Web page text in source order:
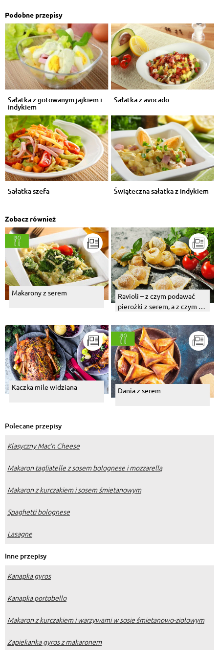
Podobne przepisy
Sałatka z gotowanym jajkiem i
indykiem
Sałatka z avocado
Sałatka szefa Świąteczna sałatka z indykiem
Zobacz również
Makarony z serem
Ravioli – z czym podawać
pierożki z serem, a z czym te
Kaczka mile widziana Dania z serem
Polecane przepisy
Klasyczny Mac’n Cheese
Makaron tagliatelle z sosem bolognese i mozzarellą
Makaron z kurczakiem i sosem śmietanowym
Spaghetti bolognese
Lasagne
Inne przepisy
Kanapka gyros
Kanapka portobello
Makaron z kurczakiem i warzywami w sosie śmietanowo-ziołowym
Zapiekanka gyros z makaronem